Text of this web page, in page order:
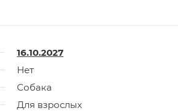
16.10.2027
Нет
Собака
Для взрослых